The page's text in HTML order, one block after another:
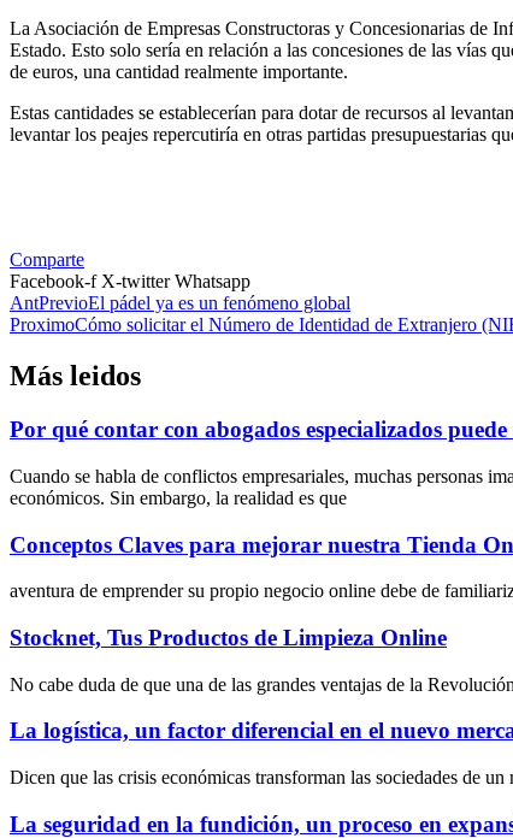
La Asociación de Empresas Constructoras y Concesionarias de
Estado. Esto solo sería en relación a las concesiones de las vías
de euros, una cantidad realmente importante.
Estas cantidades se establecerían para dotar de recursos al
levantar los peajes repercutiría en otras partidas presupuestarias
Comparte
Facebook-f X-twitter Whatsapp
AntPrevioEl pádel ya es un fenómeno global
ProximoCómo solicitar el Número de Identidad de Extranjero
Más leidos
Por qué contar con abogados especializados
Cuando se habla de conflictos empresariales, muchas personas
económicos. Sin embargo, la realidad es que
Conceptos Claves para mejorar nuestra Tienda
aventura de emprender su propio negocio online debe de
Stocknet, Tus Productos de Limpieza Online
No cabe duda de que una de las grandes ventajas de la
La logística, un factor diferencial en el nuevo
Dicen que las crisis económicas transforman las sociedades de
La seguridad en la fundición, un proceso en